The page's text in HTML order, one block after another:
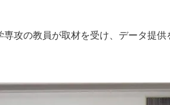
攻の教員が取材を受け、データ提